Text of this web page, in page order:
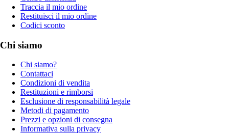
Traccia il mio ordine
Restituisci il mio ordine
Codici sconto
Chi siamo
Chi siamo?
Contattaci
Condizioni di vendita
Restituzioni e rimborsi
Esclusione di responsabilità legale
Metodi di pagamento
Prezzi e opzioni di consegna
Informativa sulla privacy